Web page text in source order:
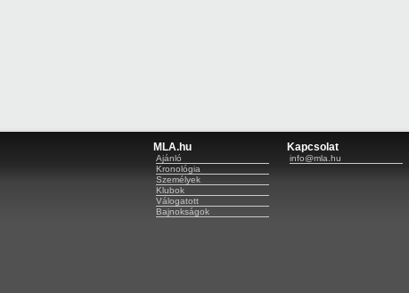
MLA.hu
Ajánló
Kronológia
Személyek
Klubok
Válogatott
Bajnokságok
Kapcsolat
info@mla.hu